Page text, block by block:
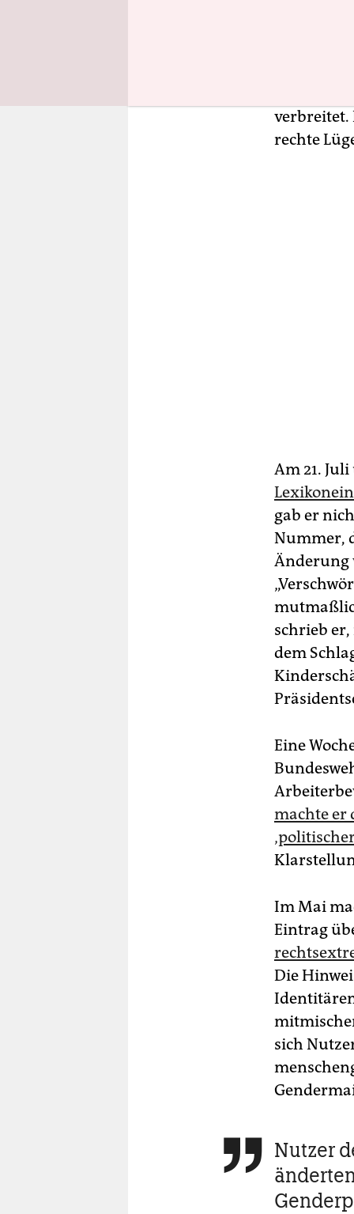
Internet.
verbreitet.
rechte
Am 21.
gab er
Nummer,
Änderung
schrieb
dem
Eine
machte er
Im Mai
Eintrag
Die
sich
 Nutzer